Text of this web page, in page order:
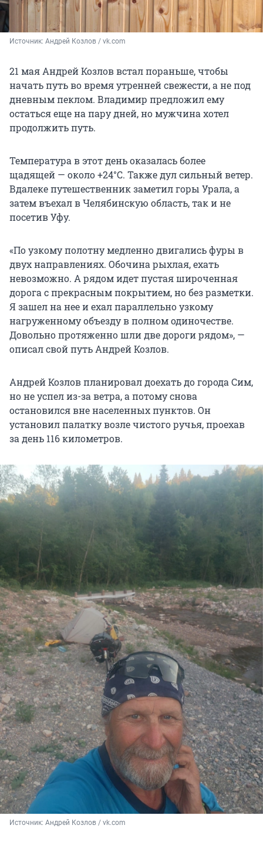
Источник: Андрей Козлов / vk.com
21 мая Андрей Козлов встал пораньше, чтобы
начать путь во время утренней свежести, а не под
дневным пеклом. Владимир предложил ему
остаться еще на пару дней, но мужчина хотел
продолжить путь.
Температура в этот день оказалась более
щадящей — около +24°C. Также дул сильный ветер.
Вдалеке путешественник заметил горы Урала, а
затем въехал в Челябинскую область, так и не
посетив Уфу.
«По узкому полотну медленно двигались фуры в
двух направлениях. Обочина рыхлая, ехать
невозможно. А рядом идет пустая широченная
дорога с прекрасным покрытием, но без разметки.
Я зашел на нее и ехал параллельно узкому
нагруженному объезду в полном одиночестве.
Довольно протяженно шли две дороги рядом», —
описал свой путь Андрей Козлов.
Андрей Козлов планировал доехать до города Сим,
но не успел из-за ветра, а потому снова
остановился вне населенных пунктов. Он
установил палатку возле чистого ручья, проехав
за день 116 километров.
Источник: Андрей Козлов / vk.com